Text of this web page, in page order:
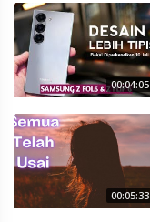
00:04:05
00:05:33